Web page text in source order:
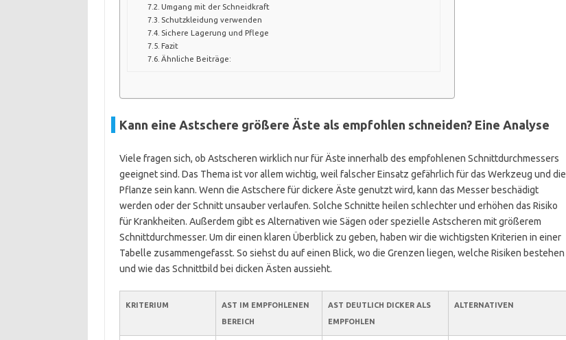
Umgang mit der Schneidkraft
Schutzkleidung verwenden
Sichere Lagerung und Pflege
Fazit
Ähnliche Beiträge:
Kann eine Astschere größere Äste als empfohlen schneiden? Eine Analyse
Viele fragen sich, ob Astscheren wirklich nur für Äste innerhalb des empfohlenen Schnittdurchmessers
geeignet sind. Das Thema ist vor allem wichtig, weil falscher Einsatz gefährlich für das Werkzeug und die
Pflanze sein kann. Wenn die Astschere für dickere Äste genutzt wird, kann das Messer beschädigt
werden oder der Schnitt unsauber verlaufen. Solche Schnitte heilen schlechter und erhöhen das Risiko
für Krankheiten. Außerdem gibt es Alternativen wie Sägen oder spezielle Astscheren mit größerem
Schnittdurchmesser. Um dir einen klaren Überblick zu geben, haben wir die wichtigsten Kriterien in einer
Tabelle zusammengefasst. So siehst du auf einen Blick, wo die Grenzen liegen, welche Risiken bestehen
und wie das Schnittbild bei dicken Ästen aussieht.
KRITERIUM
AST IM EMPFOHLENEN
BEREICH
AST DEUTLICH DICKER ALS
EMPFOHLEN
ALTERNATIVEN